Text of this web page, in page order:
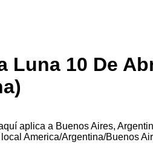
Luna 10 De
aplica a Buenos Aires,
America/Argentina/Buenos